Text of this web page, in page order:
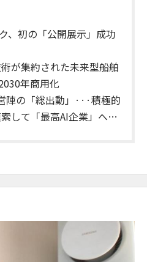
、初の「公開展示」成功
が集約された未来型船舶
年商用化
陣の「総出動」···積極的
して「最高AI企業」への